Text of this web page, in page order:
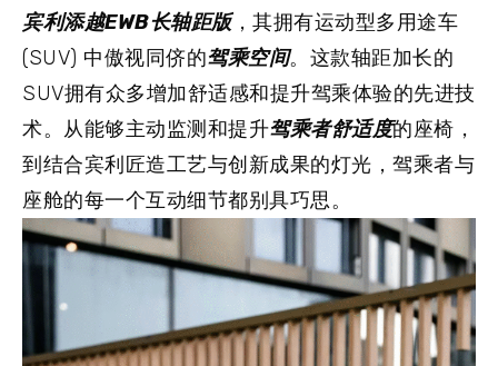
宾利添越EWB长轴距版，其拥有运动型多用途车
(SUV) 中傲视同侪的驾乘空间。这款轴距加长的
SUV拥有众多增加舒适感和提升驾乘体验的先进技
术。从能够主动监测和提升驾乘者舒适度的座椅，
到结合宾利匠造工艺与创新成果的灯光，驾乘者与
座舱的每一个互动细节都别具巧思。